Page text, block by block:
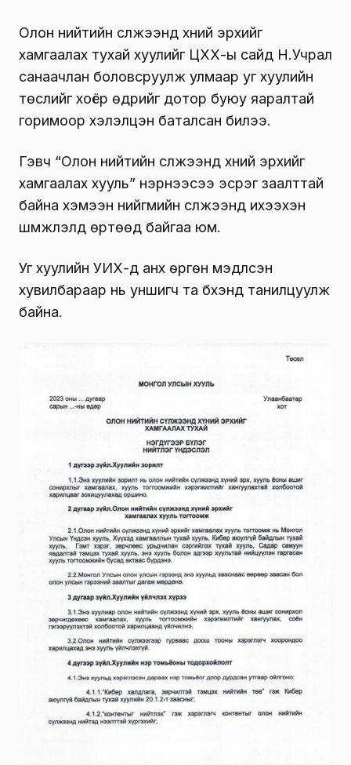
Олон нийтийн сүлжээнд хүний эрхийг
хамгаалах тухай хуулийг ЦХХ-ы сайд Н.Учрал
санаачлан боловсруулж улмаар уг хуулийн
төслийг хоёр өдрийг дотор буюу яаралтай
горимоор хэлэлцэн баталсан билээ.
Гэвч “Олон нийтийн сүлжээнд хүний эрхийг
хамгаалах хууль” нэрнээсээ эсрэг заалттай
байна хэмээн нийгмийн сүлжээнд ихээхэн
шүүмжлэлд өртөөд байгаа юм.
Уг хуулийн УИХ-д анх өргөн мэдүүлсэн
хувилбараар нь уншигч та бүхэнд танилцуулж
байна.